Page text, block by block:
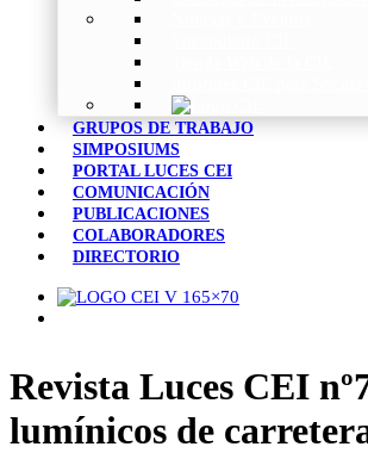
GRUPOS DE TRABAJO
SIMPOSIUMS
PORTAL LUCES CEI
COMUNICACIÓN
PUBLICACIONES
COLABORADORES
DIRECTORIO
Revista Luces CEI
lumínicos de